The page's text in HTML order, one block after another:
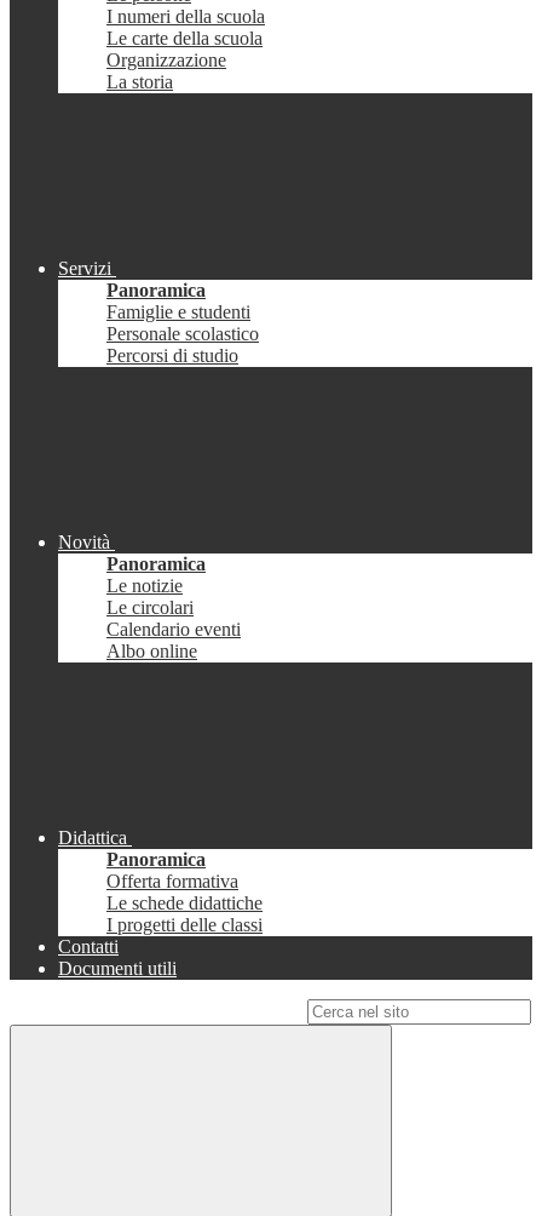
I numeri della scuola
Le carte della scuola
Organizzazione
La storia
Servizi
Panoramica
Famiglie e studenti
Personale scolastico
Percorsi di studio
Novità
Panoramica
Le notizie
Le circolari
Calendario eventi
Albo online
Didattica
Panoramica
Offerta formativa
Le schede didattiche
I progetti delle classi
Contatti
Documenti utili